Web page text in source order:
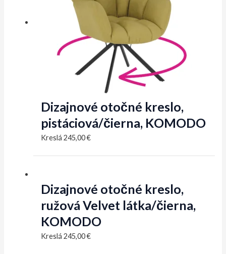
Dizajnové otočné kreslo,
pistáciová/čierna, KOMODO
Kreslá 245,00€
Dizajnové otočné kreslo,
ružová Velvet látka/čierna,
KOMODO
Kreslá 245,00€